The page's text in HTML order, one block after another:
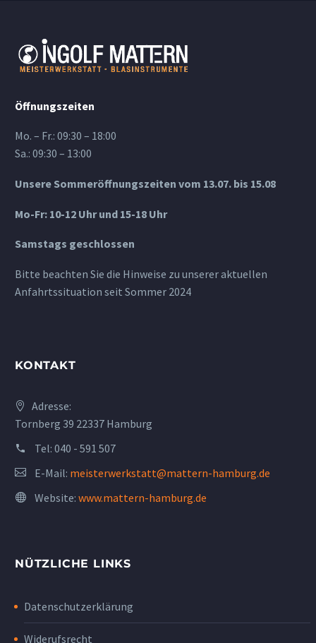
Öffnungszeiten
Mo. – Fr.: 09:30 – 18:00
Sa.: 09:30 – 13:00
Unsere Sommeröffnungszeiten vom 13.07. bis 15.08
Mo-Fr: 10-12 Uhr und 15-18 Uhr
Samstags geschlossen
Bitte beachten Sie die Hinweise zu unserer aktuellen
Anfahrtssituation seit Sommer 2024
KONTAKT
Adresse:
Tornberg 39 22337 Hamburg
Tel: 040 - 591 507
E-Mail: meisterwerkstatt@mattern-hamburg.de
Website: www.mattern-hamburg.de
NÜTZLICHE LINKS
Datenschutzerklärung
Widerufsrecht